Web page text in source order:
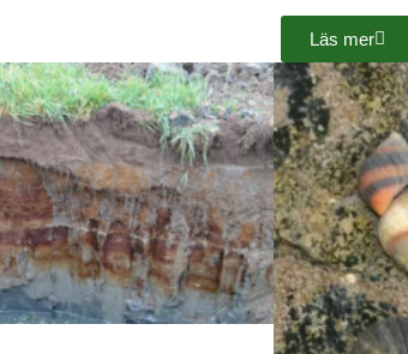
Läs mer